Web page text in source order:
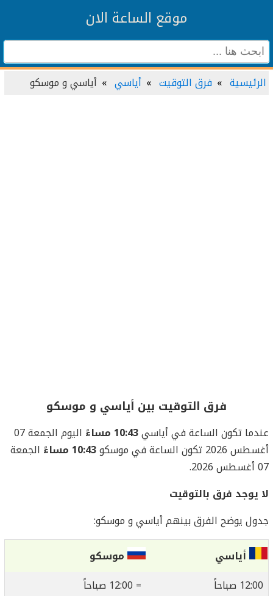
موقع الساعة الان
الرئيسية فرق التوقيت أياسي أياسي و موسكو
فرق التوقيت بين أياسي و موسكو
عندما تكون الساعة في أياسي10:43 مساءً
اليوم الجمعة 07
أغسطس 2026 تكون الساعة في موسكو
10:43 مساءً
الجمعة
07 أغسطس 2026.
لا يوجد فرق بالتوقيت
جدول يوضح الفرق بينهم أياسي و موسكو:
أياسي
موسكو
12:00 صباحاً
= 12:00 صباحاً